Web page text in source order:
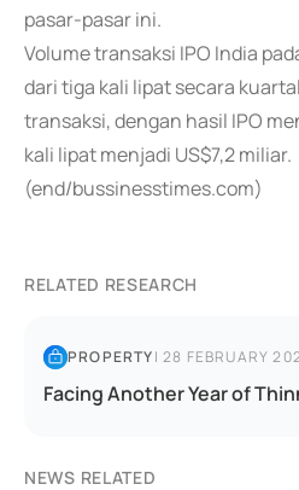
pasar-pasar ini.
Volume transaksi IPO India
dari tiga kali lipat secara
transaksi, dengan hasil IPO
kali lipat menjadi US$7,2 miliar.
(end/bussinesstimes.com)
RELATED RESEARCH
PROPERTY|28 FEBRUARY
Facing Another Year of
NEWS RELATED